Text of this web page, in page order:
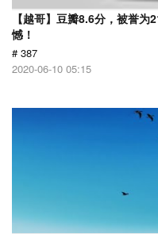
【越哥】豆瓣8.6分，被誉
憾！
# 387
2020-06-10 05:15